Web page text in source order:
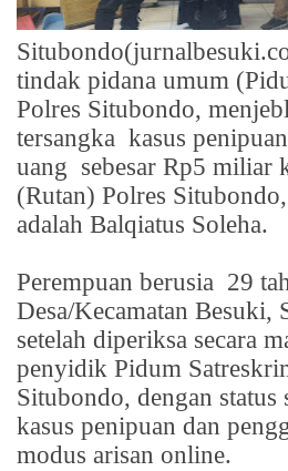
tindak pidana umum
Polres Situbondo,
tersangka kasus
uang sebesar Rp5 miliar
(Rutan) Polres
adalah Balqiatus Soleha.
Perempuan berusia 29
Desa/Kecamatan Besuki,
setelah diperiksa secara
penyidik Pidum
Situbondo, dengan status
kasus penipuan dan
modus arisan online.